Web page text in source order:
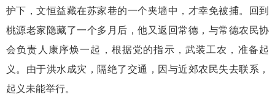
护下，文恒益藏在苏家巷的一个夹墙中，才幸免被捕。回到
桃源老家隐藏了一个多月后，他又返回常德，与常德农民协
会负责人康序焕一起，根据党的指示，武装工农，准备起
义。由于洪水成灾，隔绝了交通，因与近郊农民失去联系，
起义未能举行。